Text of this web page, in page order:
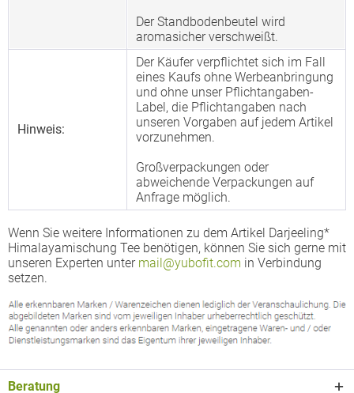
Der Standbodenbeutel wird
aromasicher verschweißt.
Hinweis:
Der Käufer verpflichtet sich im Fall
eines Kaufs ohne Werbeanbringung
und ohne unser Pflichtangaben-
Label, die Pflichtangaben nach
unseren Vorgaben auf jedem Artikel
vorzunehmen.
Großverpackungen oder
abweichende Verpackungen auf
Anfrage möglich.
Wenn Sie weitere Informationen zu dem Artikel Darjeeling*
Himalayamischung Tee benötigen, können Sie sich gerne mit
unseren Experten unter mail@yubofit.com in Verbindung
setzen.
Beratung